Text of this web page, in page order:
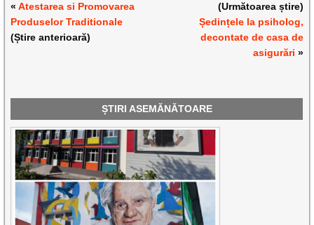
«Atestarea si Promovarea
Produselor Traditionale
(Știre anterioară)
(Următoarea știre)
Ședințele la psiholog,
decontate de casa de
asigurări »
ȘTIRI ASEMĂNĂTOARE